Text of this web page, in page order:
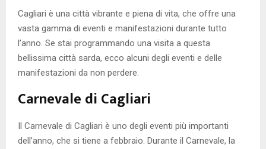
Cagliari è una città vibrante e piena di vita, che offre una
vasta gamma di eventi e manifestazioni durante tutto
l’anno. Se stai programmando una visita a questa
bellissima città sarda, ecco alcuni degli eventi e delle
manifestazioni da non perdere.
Carnevale di Cagliari
Il Carnevale di Cagliari è uno degli eventi più importanti
dell’anno, che si tiene a febbraio. Durante il Carnevale, la